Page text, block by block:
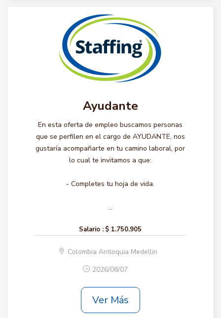
Ayudante
En esta oferta de empleo buscamos personas
que se perfilen en el cargo de AYUDANTE, nos
gustaría acompañarte en tu camino laboral, por
lo cual te invitamos a que:
- Completes tu hoja de vida.
...
Salario : $ 1.750.905
Colombia Antioquia Medellin
2026/08/07
Ver Más